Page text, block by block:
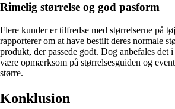
Rimelig størrelse og god pasform
Flere kunder er tilfredse med størrelserne på
rapporterer om at have bestilt deres normale
produkt, der passede godt. Dog anbefales det
være opmærksom på størrelsesguiden og
større.
Konklusion